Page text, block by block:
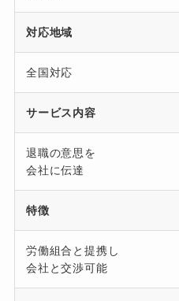
対応地域
全国対応
サービス内容
退職の意思を
会社に伝達
特徴
労働組合と提携し
会社と交渉可能